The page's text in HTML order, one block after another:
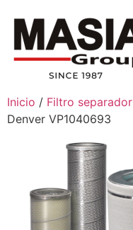
Inicio / Filtro separador
Denver VP1040693